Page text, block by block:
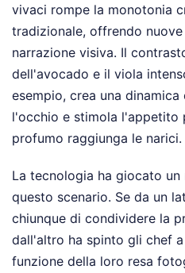
vivaci rompe la monotonia
tradizionale, offrendo
narrazione visiva. Il
dell'avocado e il viola
esempio, crea una
l'occhio e stimola l'appetito
profumo raggiunga le narici.
La tecnologia ha giocato
questo scenario. Se da un
chiunque di condividere la
dall'altro ha spinto gli chef
funzione della loro resa